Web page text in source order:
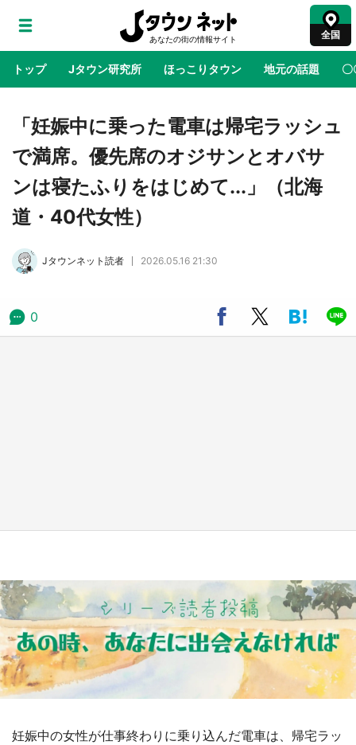
全国
トップ Jタウン研究所 ほっこりタウン 地元の話題 〇
地域×二次元 絶景 あの時はありがとう 物語がはじ
アニメ『はたらく細胞』と神奈川県の3度目コ
ラボ 作品の世界観通じて「小児がん」学べる
【8／10～31※平日限定】
太郎グッズ買える 銀座・博品館TOY PARKへ
ラプラス・ダークネスが栃木県を征服！？ 県
公式プロモ動画で「聖地」が生産されてます
「妊娠中に乗った電車は帰宅ラッシュ
で満席。優先席のオジサンとオバサ
ンは寝たふりをはじめて...」（北海
道・40代女性）
Jタウンネット読者 2026.05.16 21:30
0
妊娠中の女性が仕事終わりに乗り込んだ電車は、帰宅ラッ